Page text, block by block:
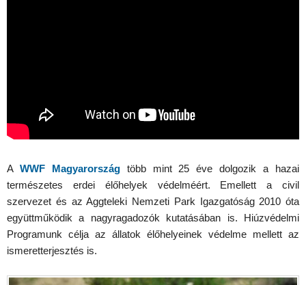
A WWF Magyarországtöbb mint 25 éve dolgozik a hazai
természetes erdei élőhelyek védelméért. Emellett a civil
szervezet és az Aggteleki Nemzeti Park Igazgatóság 2010 óta
együttműködik a nagyragadozók kutatásában is. Hiúzvédelmi
Programunk célja az állatok élőhelyeinek védelme mellett az
ismeretterjesztés is.